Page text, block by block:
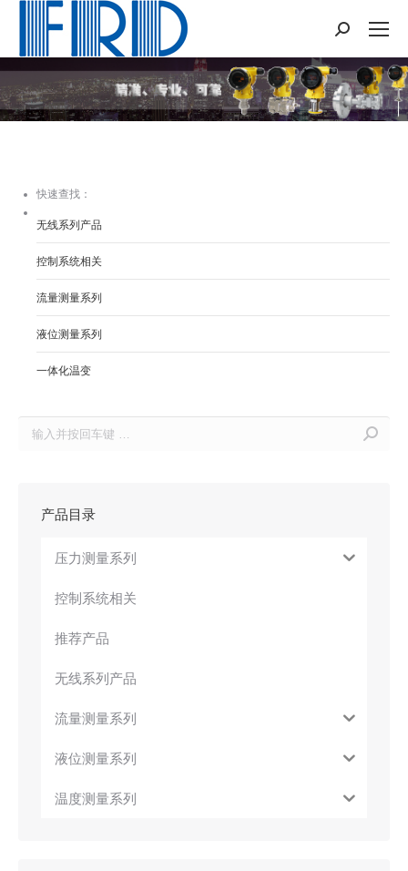
Search:
您在这里：
快速查找：
无线系列产品
控制系统相关
流量测量系列
液位测量系列
一体化温变
产品目录
压力测量系列
控制系统相关
推荐产品
无线系列产品
流量测量系列
液位测量系列
温度测量系列